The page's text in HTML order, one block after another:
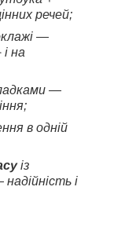
речей;
—
на
—
в одній
із
і